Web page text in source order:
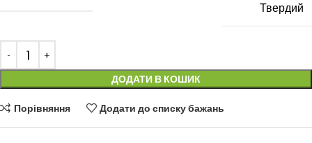
Твердий
ДОДАТИ В КОШИК
Порівняння Додати до списку бажань